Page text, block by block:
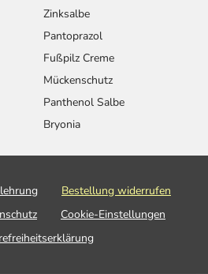
Zinksalbe
Pantoprazol
Fußpilz Creme
Mückenschutz
Panthenol Salbe
Bryonia
Bestellung widerrufen
Cookie-Einstellungen